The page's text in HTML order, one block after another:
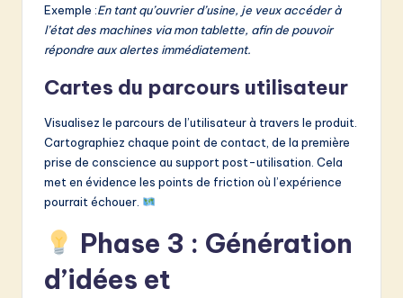
Exemple :En tant qu’ouvrier d’usine, je veux accéder à
l’état des machines via mon tablette, afin de pouvoir
répondre aux alertes immédiatement.
Cartes du parcours utilisateur
Visualisez le parcours de l’utilisateur à travers le produit.
Cartographiez chaque point de contact, de la première
prise de conscience au support post-utilisation. Cela
met en évidence les points de friction où l’expérience
pourrait échouer.
Phase 3 : Génération
d’idées et